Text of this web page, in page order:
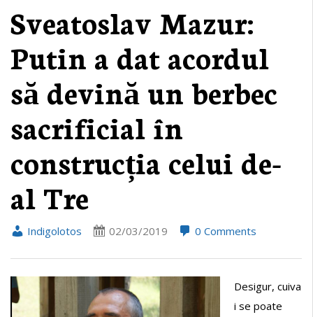
Sveatoslav Mazur:
Putin a dat acordul
să devină un berbec
sacrificial în
construcția celui de-
al Tre
Indigolotos 02/03/2019 0 Comments
Desigur, cuiva
i se poate